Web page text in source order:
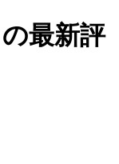
最新評